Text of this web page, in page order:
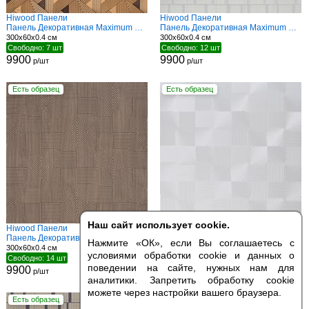
Наш сайт использует cookie.
Нажмите «ОК», если Вы соглашаетесь с
условиями обработки cookie и данных о
поведении на сайте, нужных нам для
аналитики. Запретить обработку cookie
можете через настройки вашего браузера.
Hiwood Панели
Панель Декоративная Maximum DM629 BR55
300x60x0.4 см
Свободно: 7 шт
9900р/шт
Hiwood Панели
Панель Декоративная Maximum DM626 IV47
300x60x0.4 см
Свободно: 12 шт
9900 р/шт
Есть образец
Hiwood Панели
Панель Декоративная Maximum DM625 BR73
300x60x0.4 см
Свободно: 14 шт
9900р/шт
Есть образец
Hiwood Панели
Панель Декоративная Maximum DM625 IV15
300x60x0.4 см
Свободно: 11 шт
9900р/шт
Есть образец